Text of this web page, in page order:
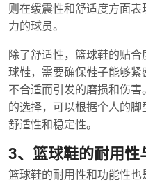
则在缓震性和舒适度方面
力的球员。
除了舒适性，篮球鞋的贴
球鞋，需要确保鞋子能够
不合适而引发的磨损和伤
的选择，可以根据个人的
舒适性和稳定性。
3、篮球鞋的耐用性
篮球鞋的耐用性和功能性